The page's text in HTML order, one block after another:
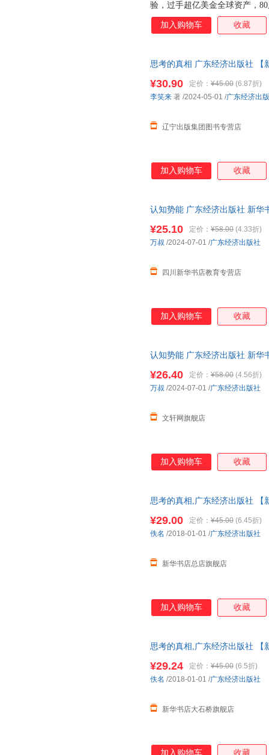
验，过手超亿美金全球资产，
道！ 如何从高考不到300分的
富本质，在认知层面培养真正
富的量级增长？ 如何经营好婚
加入购物车 收藏
思考的真相 广东经济出版社 【
¥30.90 定价： ¥45.00 (6.87折)
辽宁出版集团图书专营店
李笑来 著 /2024-05-01 /广东经济出
加入购物车 收藏
认知势能 广东经济出版社 新华
¥25.10 定价： ¥58.00 (4.33折)
四川新华书店教育专营店
万叔 /2024-07-01 /广东经济出版社
加入购物车 收藏
认知势能 广东经济出版社 新华
¥26.40 定价： ¥58.00 (4.56折)
文轩网旗舰店
万叔 /2024-07-01 /广东经济出版社
加入购物车 收藏
思考的真相,广东经济出版社 【
¥29.00 定价： ¥45.00 (6.45折)
新华书店总店旗舰店
佚名 /2018-01-01 /广东经济出版社
加入购物车 收藏
思考的真相,广东经济出版社 【
¥29.24 定价： ¥45.00 (6.5折)
新华书店大石桥旗舰店
佚名 /2018-01-01 /广东经济出版社
加入购物车 收藏